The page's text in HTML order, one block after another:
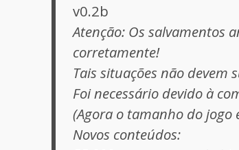
v0.2b
Atenção: Os salvamentos
corretamente!
Tais situações não devem
Foi necessário devido à
(Agora o tamanho do jogo
Novos conteúdos: